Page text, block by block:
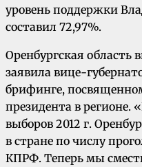
уровень поддержки
составил 72,97%.
Оренбургская область
заявила вице-
брифинге,
президента в регионе.
выборов 2012 г.
в стране по числу
КПРФ. Теперь мы